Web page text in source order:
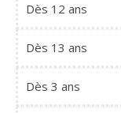
Dès 12 ans
Dès 13 ans
Dès 3 ans